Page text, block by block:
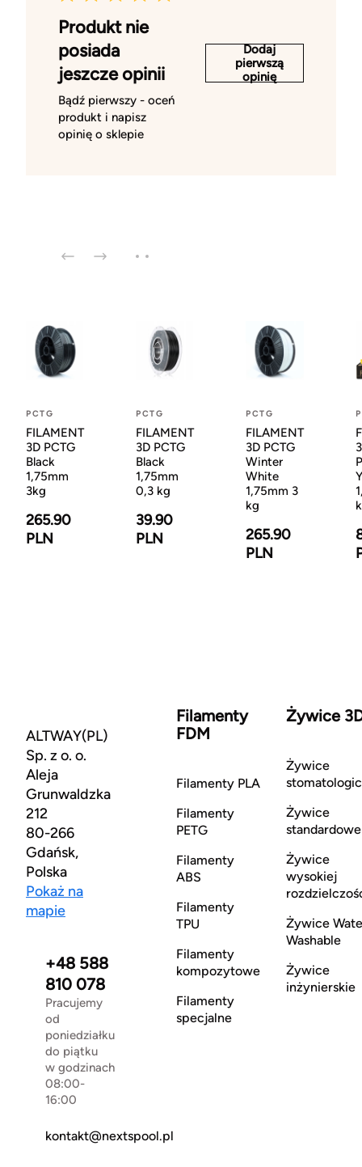
Produkt nie
posiada
jeszcze opinii
Bądź pierwszy - oceń
produkt i napisz
opinię o sklepie
Dodaj
pierwszą
opinię
PCTG
FILAMENT
3D PCTG
Black
1,75mm
3kg
265.90
PLN
PCTG
FILAMENT
3D PCTG
Black
1,75mm
0,3 kg
39.90
PLN
PCTG
FILAMENT
3D PCTG
Winter
White
1,75mm 3
kg
265.90
PLN
ALTWAY(PL)
Sp. z o. o.
Aleja
Grunwaldzka
212
80-266
Gdańsk,
Polska
Pokaż na
mapie
+48 588
810 078
Pracujemy
od
poniedziałku
do piątku
w godzinach
08:00-
16:00
kontakt@nextspool.pl
Filamenty
FDM
Filamenty PLA
Filamenty
PETG
Filamenty
ABS
Filamenty
TPU
Filamenty
kompozytowe
Filamenty
specjalne
Żywice
Żywice
Żywice
standardowe
Żywice
wysokiej
Żywice
Washable
Żywice
inżynierskie